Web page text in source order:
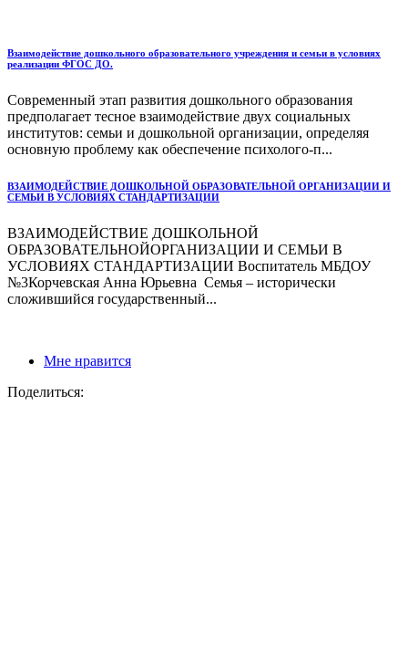
Взаимодействие дошкольного образовательного учреждения и семьи в условиях
реализации ФГОС ДО.
Современный этап развития дошкольного образования
предполагает тесное взаимодействие двух социальных
институтов: семьи и дошкольной организации, определяя
основную проблему как обеспечение психолого-п...
ВЗАИМОДЕЙСТВИЕ ДОШКОЛЬНОЙ ОБРАЗОВАТЕЛЬНОЙ ОРГАНИЗАЦИИ И
СЕМЬИ В УСЛОВИЯХ СТАНДАРТИЗАЦИИ
ВЗАИМОДЕЙСТВИЕ ДОШКОЛЬНОЙ
ОБРАЗОВАТЕЛЬНОЙОРГАНИЗАЦИИ И СЕМЬИ В
УСЛОВИЯХ СТАНДАРТИЗАЦИИ Воспитатель МБДОУ
№3Корчевская Анна Юрьевна Семья – исторически
сложившийся государственный...
Мне нравится
Поделиться: